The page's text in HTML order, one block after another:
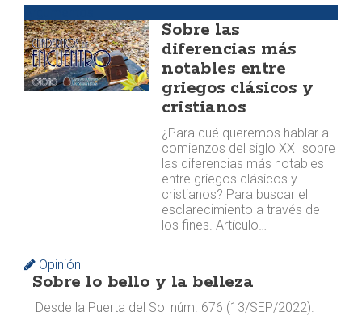
Sobre las
diferencias más
notables entre
griegos clásicos y
cristianos
¿Para qué queremos hablar a
comienzos del siglo XXI sobre
las diferencias más notables
entre griegos clásicos y
cristianos? Para buscar el
esclarecimiento a través de
los fines. Artículo…
Opinión
Sobre lo bello y la belleza
​ Desde la Puerta del Sol núm. 676 (13/SEP/2022).